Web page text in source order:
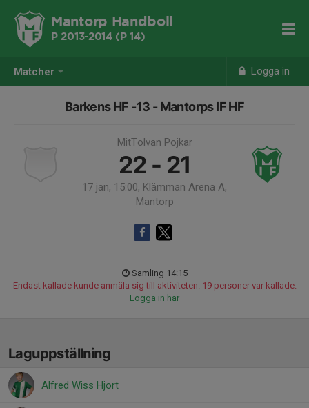
Matcher Logga in
Mantorp Handboll
P 2013-2014 (P 14)
Barkens HF -13 - Mantorps IF HF
MitTolvan Pojkar
22 - 21
17 jan, 15:00, Klämman Arena A,
Mantorp
Samling 14:15
Endast kallade kunde anmäla sig till aktiviteten. 19 personer var kallade.
Logga in här
Laguppställning
Alfred Wiss Hjort